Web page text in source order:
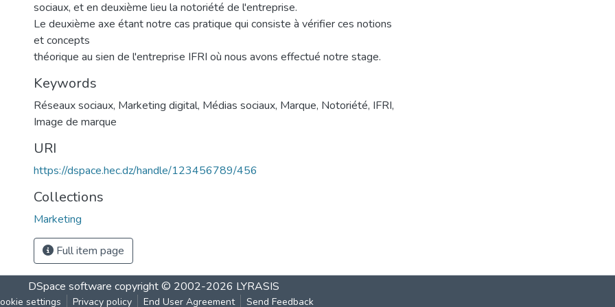
sociaux, et en deuxième lieu la notoriété de l'entreprise.
Le deuxième axe étant notre cas pratique qui consiste à vérifier ces notions
et concepts
théorique au sien de l'entreprise IFRI où nous avons effectué notre stage.
Keywords
Réseaux sociaux, Marketing digital, Médias sociaux, Marque, Notoriété, IFRI,
Image de marque
URI
https://dspace.hec.dz/handle/123456789/456
Collections
Marketing
Full item page
DSpace software copyright © 2002-2026 LYRASIS
settings Privacy policy End User Agreement Send Feedback